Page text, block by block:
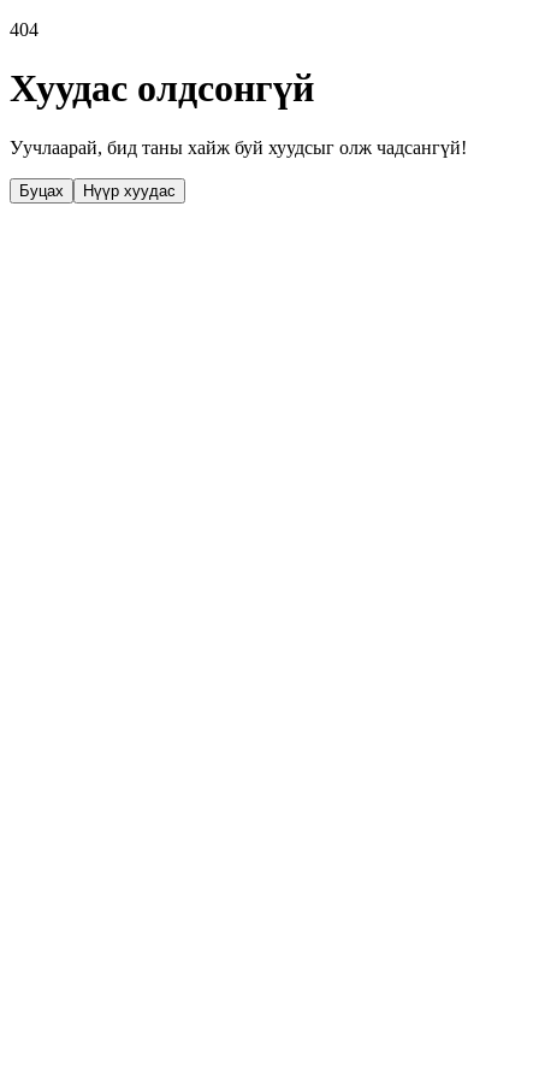
404
Хуудас олдсонгүй
Уучлаарай, бид таны хайж буй хуудсыг олж чадсангүй!
Буцах Нүүр хуудас